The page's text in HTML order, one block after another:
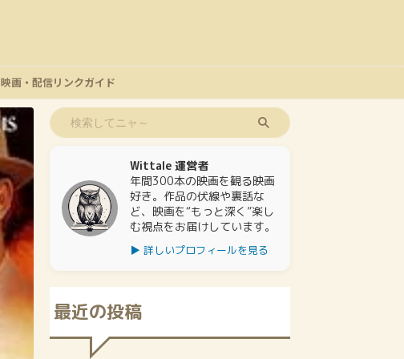
映画・配信リンクガイド
Wittale 運営者
年間300本の映画を観る映画
好き。作品の伏線や裏話な
ど、映画を“もっと深く”楽し
む視点をお届けしています。
▶ 詳しいプロフィールを見る
最近の投稿